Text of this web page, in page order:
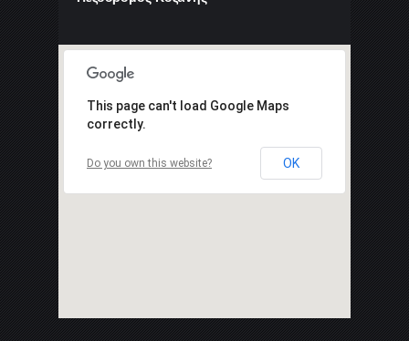
This page can't load Google Maps
correctly.
Do you own this website? OK